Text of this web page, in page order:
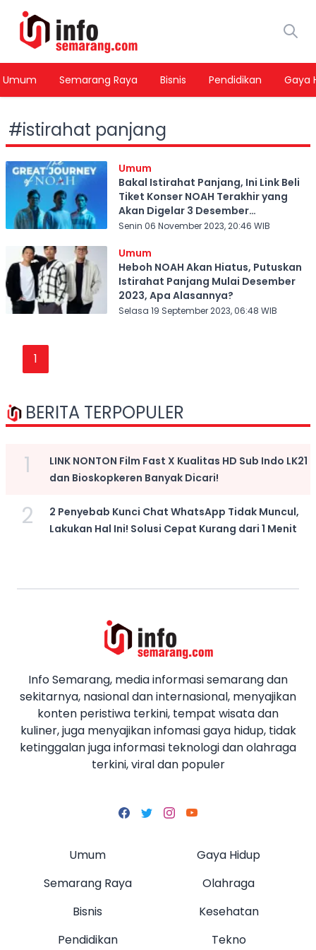
Umum Semarang Raya Bisnis Pendidikan Gaya
#istirahat panjang
Umum
Bakal Istirahat Panjang, Ini Link Beli
Tiket Konser NOAH Terakhir yang
Akan Digelar 3 Desember
Mendatang
Senin 06 November 2023, 20:46 WIB
Umum
Heboh NOAH Akan Hiatus, Putuskan
Istirahat Panjang Mulai Desember
2023, Apa Alasannya?
Selasa 19 September 2023, 06:48 WIB
1
BERITA TERPOPULER
1
LINK NONTON Film Fast X Kualitas HD Sub Indo LK21
dan Bioskopkeren Banyak Dicari!
2
2 Penyebab Kunci Chat WhatsApp Tidak Muncul,
Lakukan Hal Ini! Solusi Cepat Kurang dari 1 Menit
Info Semarang, media informasi semarang dan
sekitarnya, nasional dan internasional, menyajikan
konten peristiwa terkini, tempat wisata dan
kuliner, juga menyajikan infomasi gaya hidup, tidak
ketinggalan juga informasi teknologi dan olahraga
terkini, viral dan populer
Umum
Semarang Raya
Bisnis
Pendidikan
Gaya Hidup
Olahraga
Kesehatan
Tekno